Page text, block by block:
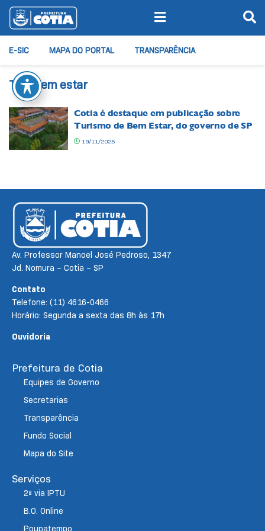
E-SIC MAPA DO PORTAL TRANSPARÊNCIA
Tag:bem estar
Cotia é destaque em publicação sobre
Turismo de Bem Estar, do governo de SP
19/11/2025
Av. Professor Manoel José Pedroso, 1347
Jd. Nomura – Cotia – SP
Contato
Telefone: (11) 4616-0466
Horário: Segunda a sexta das 8h às 17h
Ouvidoria
Prefeitura de Cotia
Equipes de Governo
Secretarias
Transparência
Fundo Social
Mapa do Site
Serviços
2ª via IPTU
B.O. Online
Poupatempo